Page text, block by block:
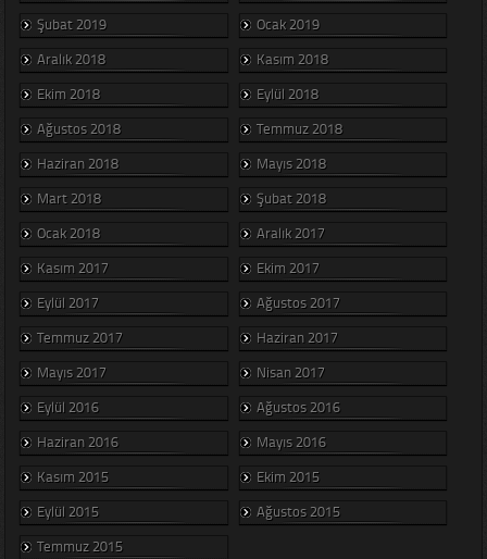
Şubat 2019
Ocak 2019
Aralık 2018
Kasım 2018
Ekim 2018
Eylül 2018
Ağustos 2018
Temmuz 2018
Haziran 2018
Mayıs 2018
Mart 2018
Şubat 2018
Ocak 2018
Aralık 2017
Kasım 2017
Ekim 2017
Eylül 2017
Ağustos 2017
Temmuz 2017
Haziran 2017
Mayıs 2017
Nisan 2017
Eylül 2016
Ağustos 2016
Haziran 2016
Mayıs 2016
Kasım 2015
Ekim 2015
Eylül 2015
Ağustos 2015
Temmuz 2015